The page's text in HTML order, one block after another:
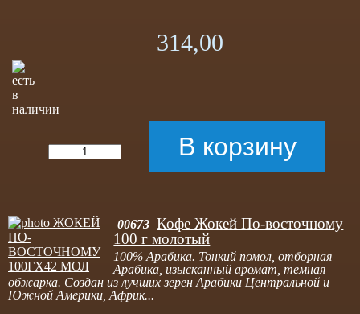
314,00
00673 Кофе Жокей По-восточному
100 г молотый
100% Арабика. Тонкий помол, отборная
Арабика, изысканный аромат, темная
обжарка. Создан из лучших зерен Арабики Центральной и
Южной Америки, Африк...